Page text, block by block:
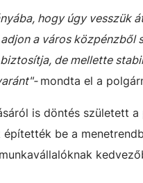
hogy úgy vesszük
a város közpénzből
de mellette
mondta el a
is döntés született
be a